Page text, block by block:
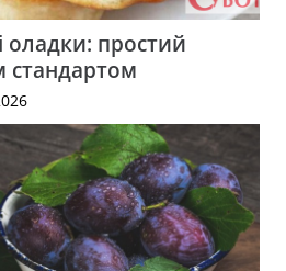
оладки: простий
стандартом